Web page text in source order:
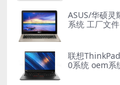
ASUS/华硕灵
系统 工厂文
联想
0系统 oem系